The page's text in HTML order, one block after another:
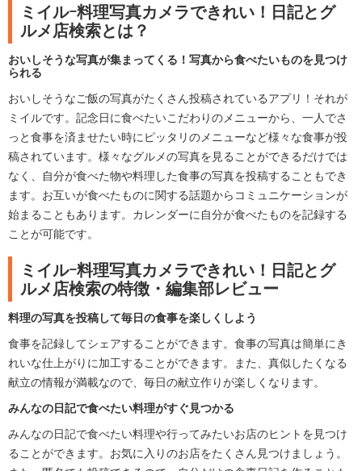
ミイルｰ料理写真カメラできれい！日記とグ
ルメ店検索とは？
おいしそうな写真が集まってくる！写真から食べたいものを見つけ
られる
おいしそうなご飯の写真がたくさん投稿されているアプリ！それが
ミイルです。記念日に食べたいこだわりのメニューから、一人でさ
っと食事を済ませたい時にピッタリのメニューなど様々な食事が投
稿されています。様々なグルメの写真を見ることができるだけでは
なく、自分が食べた物や料理した食事の写真を投稿することもでき
ます。お互いが食べたものに関する話題からコミュニケーションが
始まることもあります。カレンダーに自分が食べたものを記録する
ことが可能です。
ミイルｰ料理写真カメラできれい！日記とグ
ルメ店検索の特徴・編集部レビュー
料理の写真を投稿して毎日の食事を楽しくしよう
食事を記録してシェアすることができます。食事の写真は簡単にき
れいな仕上がりに加工することができます。また、真似したくなる
献立の情報が満載なので、毎日の献立作りが楽しくなります。
みんなの日記で食べたい料理がすぐ見つかる
みんなの日記で食べたい料理や行ってみたいお店のヒントを見つけ
ることができます。お気に入りのお店をたくさん見つけましょう。